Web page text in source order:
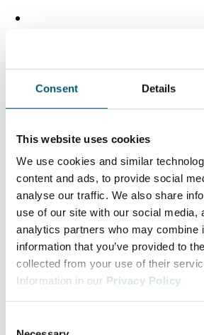
Consent Details
This website uses cookies
We use cookies and similar
content and ads, to provide social
analyse our traffic. We also share
use of our site with our social media,
analytics partners who may combine
information that you’ve provided to
collected from your use of their
Information in our Privacy Policy.
Kompetentem Service für